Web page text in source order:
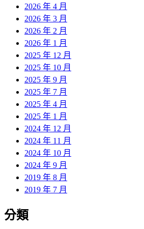
2026 年 4 月
2026 年 3 月
2026 年 2 月
2026 年 1 月
2025 年 12 月
2025 年 10 月
2025 年 9 月
2025 年 7 月
2025 年 4 月
2025 年 1 月
2024 年 12 月
2024 年 11 月
2024 年 10 月
2024 年 9 月
2019 年 8 月
2019 年 7 月
分類